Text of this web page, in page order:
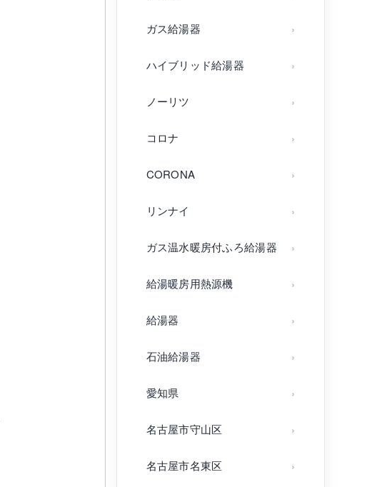
ガス給湯器
ハイブリッド給湯器
ノーリツ
コロナ
CORONA
リンナイ
ガス温水暖房付ふろ給湯器
給湯暖房用熱源機
給湯器
石油給湯器
愛知県
名古屋市守山区
名古屋市名東区